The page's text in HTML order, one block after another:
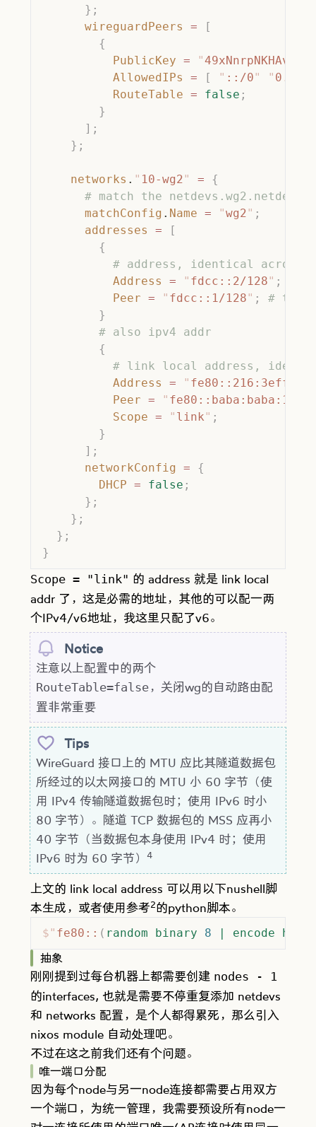
      };
      wireguardPeers
= [
        {
          PublicKey
= "
          AllowedIPs
= [ " ::/0" "
          RouteTable
= false ;
        }
      ];
    };
    networks
. " 10-wg2" = {
# match the
      matchConfig
. Name = "wg2" ;
      addresses
= [
        {
# address, identical across
          Address
= " fdcc::2/128" ;
          Peer
= " fdcc::1/128" ;
# the
        }
        # also ipv4 addr
        {
# link local address,
          Address
= "
          Peer
= " fe80::baba:baba:1/64
          Scope
= " link" ;
        }
      ];
      networkConfig
= {
        DHCP
= false ;
      };
    };
  };
}
Scope = "link" 的 address 就是 link local
addr 了，这是必需的地址，其他的可以配一两
个IPv4/v6地址，我这里只配了v6。
Notice
注意以上配置中的两个
RouteTable=false，关闭wg的自动路由配
置非常重要
Tips
WireGuard 接口上的 MTU 应比其隧道数据包
所经过的以太网接口的 MTU 小 60 字节（使
用 IPv4 传输隧道数据包时；使用 IPv6 时小
80 字节）。隧道 TCP 数据包的 MSS 应再小
40 字节（当数据包本身使用 IPv4 时；使用
IPv6 时为 60 字节）
4
上文的 link local address 可以用以下nushell脚
本生成，或者使用参考2的python脚本。
$" fe80:: ( random binary 8 | encode hex
抽象
刚刚提到过每台机器上都需要创建 nodes - 1
的interfaces, 也就是需要不停重复添加 netdevs
和 networks 配置，是个人都得累死，那么引入
nixos module 自动处理吧。
不过在这之前我们还有个问题。
唯一端口分配
因为每个node与另一node连接都需要占用双方
一个端口，为统一管理，我需要预设所有node一